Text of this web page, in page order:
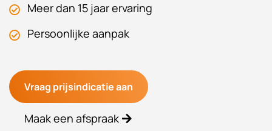
Meer dan 15 jaar ervaring
Persoonlijke aanpak
Vraag prijsindicatie aan
Maak een afspraak